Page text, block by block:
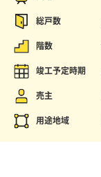
総戸数
階数
竣工予定時期
売主
用途地域